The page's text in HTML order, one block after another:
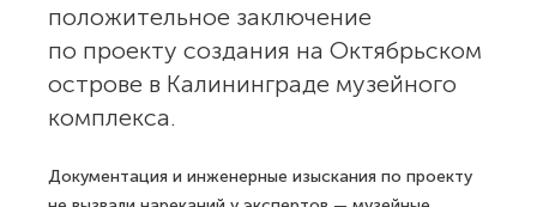
положительное заключение
по проекту создания на Октябрьском
острове в Калининграде музейного
комплекса.
Документация и инженерные изыскания по проекту